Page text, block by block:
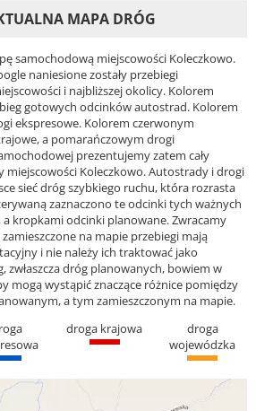
MAPA DRÓG
samochodową miejscowości Koleczkowo.
naniesione zostały przebiegi
i najbliższej okolicy. Kolorem
gotowych odcinków autostrad. Kolorem
ekspresowe. Kolorem czerwonym
a pomarańczowym drogi
prezentujemy zatem cały
miejscowości Koleczkowo. Autostrady i drogi
sieć dróg szybkiego ruchu, która rozrasta
zaznaczono te odcinki tych ważnych
kropkami odcinki planowane. Zwracamy
na mapie przebiegi mają
i nie należy ich traktować jako
zwłaszcza dróg planowanych, bowiem w
mogą wystąpić znaczące różnice pomiędzy
a tym zamieszczonym na mapie.
droga krajowa
droga
wojewódzka